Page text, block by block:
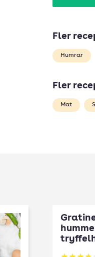
Fler
Humrar
Fler
Mat